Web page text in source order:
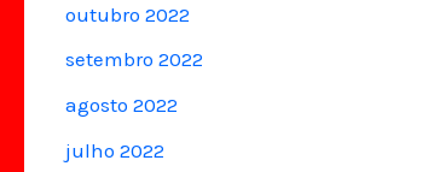
outubro 2022
setembro 2022
agosto 2022
julho 2022